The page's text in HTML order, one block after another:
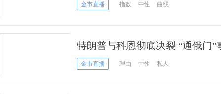
金市直播 指数 中性 曲线
特朗普与科恩彻底决裂 “通俄门
了！
金市直播 理由 中性 私人